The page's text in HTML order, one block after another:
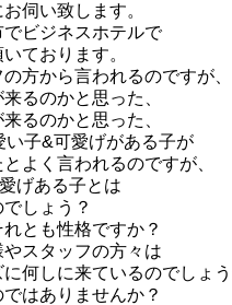
伺い致します。
ビジネスホテルで
ております。
方から言われるのですが、
るのかと思った、
るのかと思った、
い子&可愛げがある子が
よく言われるのですが、
げある子とは
しょう？
とも性格ですか？
スタッフの方々は
何しに来ているのでしょう
はありませんか？